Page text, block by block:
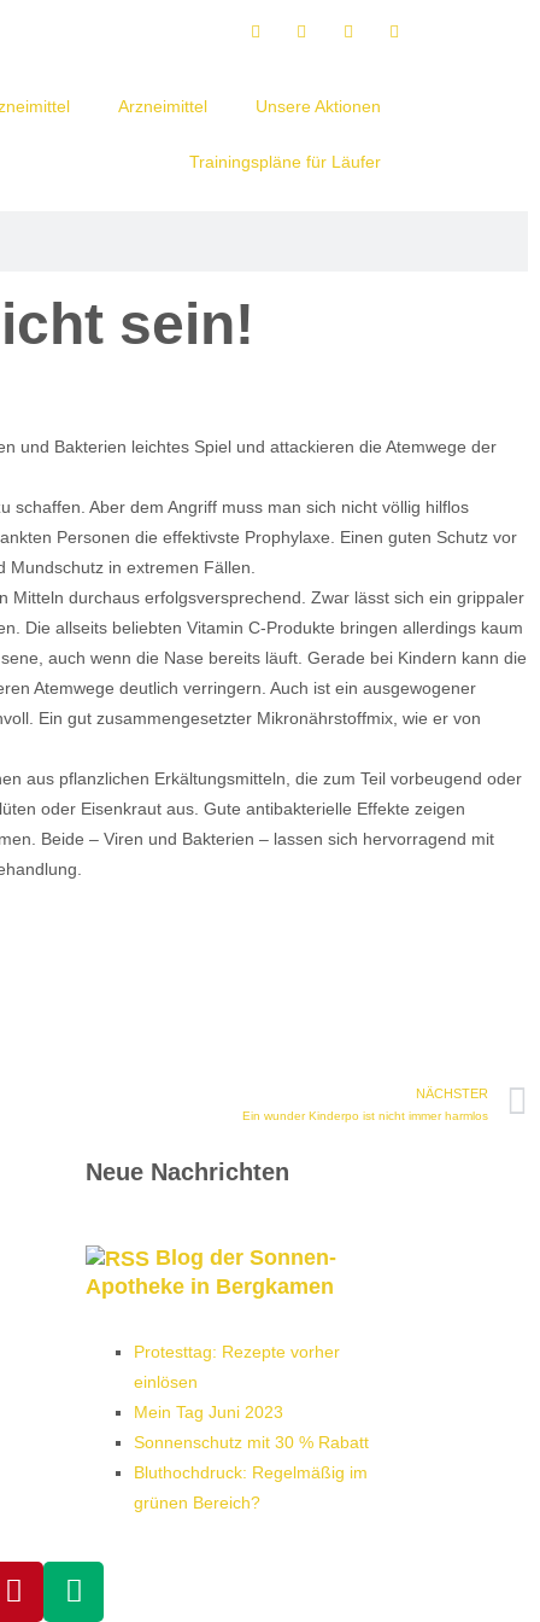
Arzneimittel Unsere Aktionen
Trainingspläne für Läufer
sein!
und Bakterien leichtes Spiel und attackieren die Atemwege der
Aber dem Angriff muss man sich nicht völlig hilflos
Personen die effektivste Prophylaxe. Einen guten Schutz vor
in extremen Fällen.
durchaus erfolgsversprechend. Zwar lässt sich ein grippaler
Die allseits beliebten Vitamin C-Produkte bringen allerdings kaum
auch wenn die Nase bereits läuft. Gerade bei Kindern kann die
Atemwege deutlich verringern. Auch ist ein ausgewogener
Ein gut zusammengesetzter Mikronährstoffmix, wie er von
aus pflanzlichen Erkältungsmitteln, die zum Teil vorbeugend oder
oder Eisenkraut aus. Gute antibakterielle Effekte zeigen
Beide – Viren und Bakterien – lassen sich hervorragend mit
NÄCHSTER
Ein wunder Kinderpo ist nicht immer harmlos
Neue Nachrichten
Blog der Sonnen-
Apotheke in Bergkamen
Protesttag: Rezepte vorher
einlösen
Mein Tag Juni 2023
Sonnenschutz mit 30 % Rabatt
Bluthochdruck: Regelmäßig im
grünen Bereich?